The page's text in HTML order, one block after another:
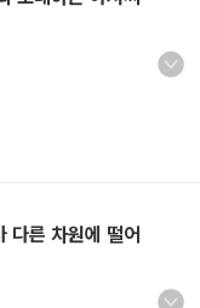
른 차원에 떨어